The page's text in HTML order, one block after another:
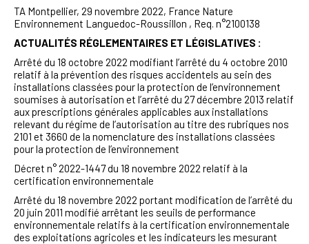
TA Montpellier, 29 novembre 2022, France Nature
Environnement Languedoc-Roussillon , Req. n°2100138
ACTUALITÉS RÉGLEMENTAIRES ET LÉGISLATIVES :
Arrêté du 18 octobre 2022 modifiant l’arrêté du 4 octobre 2010
relatif à la prévention des risques accidentels au sein des
installations classées pour la protection de l’environnement
soumises à autorisation et l’arrêté du 27 décembre 2013 relatif
aux prescriptions générales applicables aux installations
relevant du régime de l’autorisation au titre des rubriques nos
2101 et 3660 de la nomenclature des installations classées
pour la protection de l’environnement
Décret n° 2022-1447 du 18 novembre 2022 relatif à la
certification environnementale
Arrêté du 18 novembre 2022 portant modification de l’arrêté du
20 juin 2011 modifié arrêtant les seuils de performance
environnementale relatifs à la certification environnementale
des exploitations agricoles et les indicateurs les mesurant